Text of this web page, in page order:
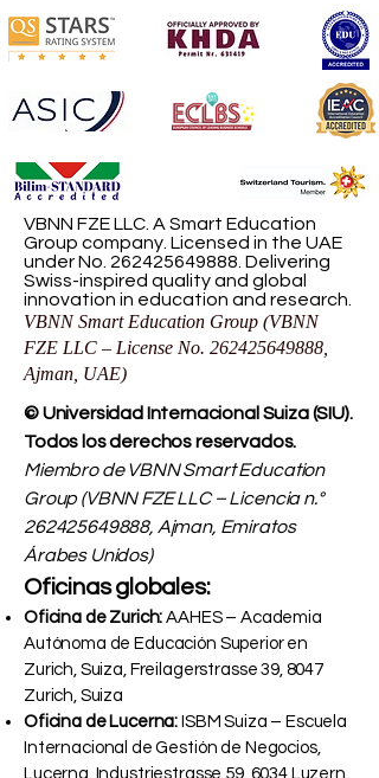
VBNN FZE LLC. A Smart Education
Group company. Licensed in the UAE
under No. 262425649888 . Delivering
Swiss-inspired quality and global
innovation in education and research.
VBNN Smart Education Group (VBNN
FZE LLC – License No. 262425649888
Ajman, UAE)
© Universidad Internacional Suiza (SIU).
Todos los derechos reservados.
Miembro de VBNN Smart Education
Group (VBNN FZE LLC – Licencia n.°
262425649888, Ajman, Emiratos
Árabes Unidos)
Oficinas globales:
Oficina de Zurich: AAHES – Academia
Autónoma de Educación Superior en
Zurich, Suiza, Freilagerstrasse 39, 8047
Zurich, Suiza
Oficina de Lucerna: ISBM Suiza – Escuela
Internacional de Gestión de Negocios,
Lucerna, Industriestrasse 59, 6034 Luzern,